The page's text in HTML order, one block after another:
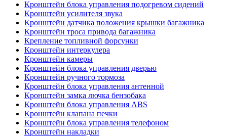
Кронштейн блока управления подогревом сидений
Кронштейн усилителя звука
Кронштейн датчика положения крышки багажника
Кронштейн троса привода багажника
Крепление топливной форсунки
Кронштейн интеркулера
Кронштейн камеры
Кронштейн блока управления дверью
Кронштейн ручного тормоза
Кронштейн блока управления антенной
Кронштейн замка лючка бензобака
Кронштейн блока управления ABS
Кронштейн клапана печки
Кронштейн блока управления телефоном
Кронштейн накладки